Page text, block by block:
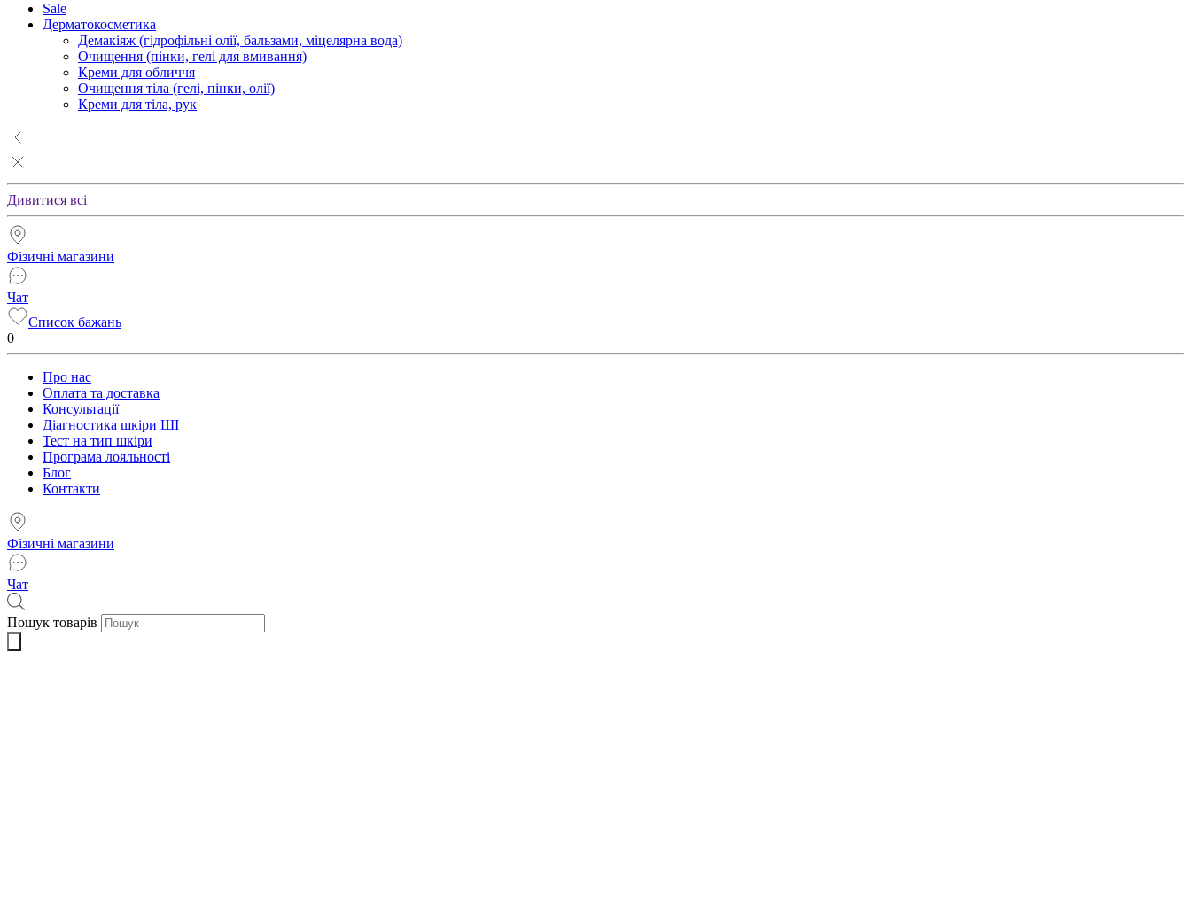
Sale
Дерматокосметика
Демакіяж (гідрофільні олії, бальзами, міцелярна вода)
Очищення (пінки, гелі для вмивання)
Креми для обличчя
Очищення тіла (гелі, пінки, олії)
Креми для тіла, рук
Дивитися всі
Фізичні магазини
Чат
Список бажань
0
Про нас
Оплата та доставка
Консультації
Діагностика шкіри ШІ
Тест на тип шкіри
Програма лояльності
Блог
Контакти
Фізичні магазини
Чат
Пошук товарів